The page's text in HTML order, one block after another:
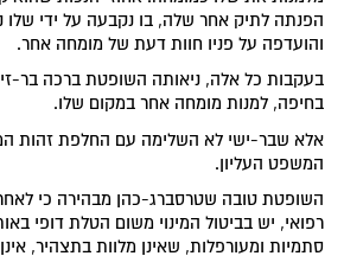
הפנתה לתיק אחר שלה, בו נקבעה על ידי שלו
והועדפה על פניו חוות דעת של מומחה אחר.
בעקבות כל אלה, ניאותה השופטת ברכה בר-
בחיפה, למנות מומחה אחר במקום שלו.
אלא שבר-ישי לא השלימה עם החלפת זהות
המשפט העליון.
השופטת טובה שטרסברג-כהן מבהירה כי
רפואי, יש בביטול המינוי משום הטלת דופי
סתמיות ומעורפלות, שאינן מלוות בתצהיר,